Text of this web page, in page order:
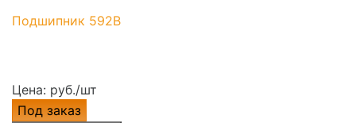
Подшипник 592B
Цена: руб./шт
Под заказ